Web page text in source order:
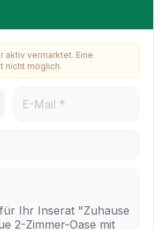
aktiv vermarktet. Eine
nicht möglich.